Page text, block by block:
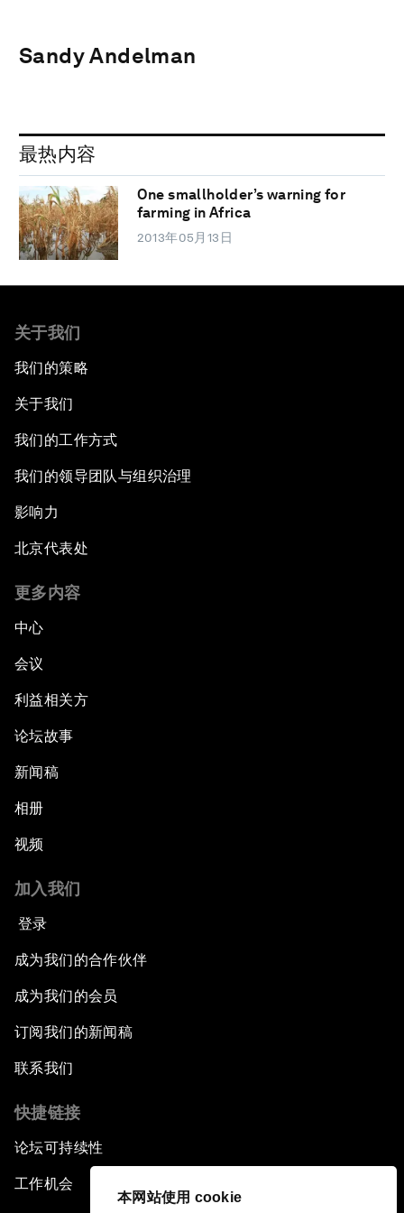
本网站使用 cookie
Sandy Andelman
最热内容
One smallholder’s warning for
farming in Africa
2013年05月13日
关于我们
我们的策略
关于我们
我们的工作方式
我们的领导团队与组织治理
影响力
北京代表处
更多内容
中心
会议
利益相关方
论坛故事
新闻稿
相册
视频
加入我们
登录
成为我们的合作伙伴
成为我们的会员
订阅我们的新闻稿
联系我们
快捷链接
论坛可持续性
工作机会